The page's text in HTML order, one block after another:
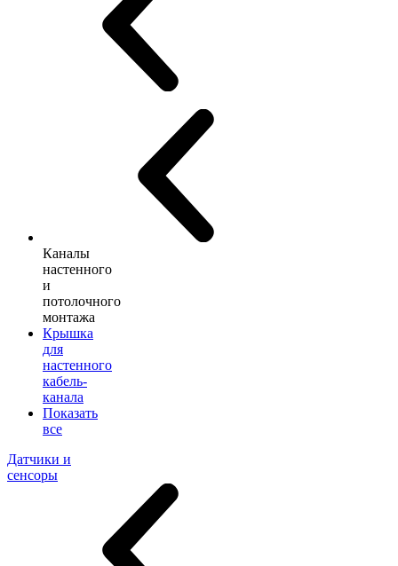
Каналы
настенного
и
потолочного
монтажа
Крышка
для
настенного
кабель-
канала
Показать
все
Датчики и
сенсоры